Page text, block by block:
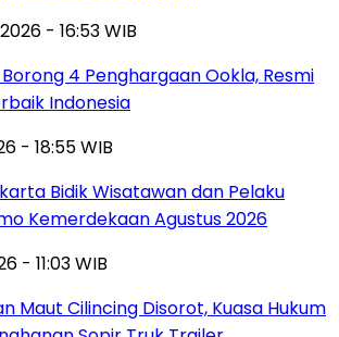
- 16:53 WIB
4 Penghargaan Ookla, Resmi
Indonesia
- 18:55 WIB
Bidik Wisatawan dan Pelaku
Kemerdekaan Agustus 2026
- 11:03 WIB
Maut Cilincing Disorot, Kuasa Hukum